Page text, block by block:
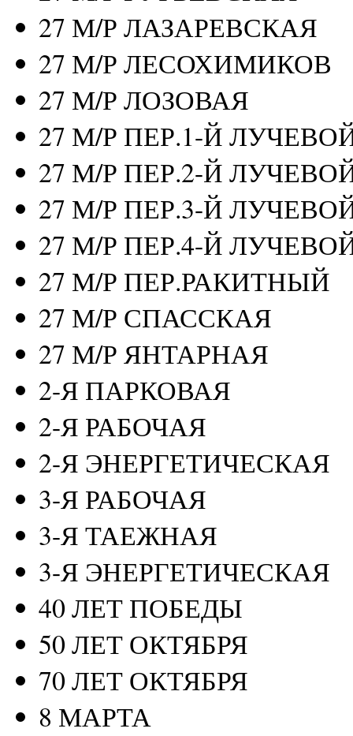
27 М/Р ЛАЗАРЕВСКАЯ
27 М/Р ЛЕСОХИМИКОВ
27 М/Р ЛОЗОВАЯ
27 М/Р ПЕР.1-Й
27 М/Р ПЕР.2-Й
27 М/Р ПЕР.3-Й
27 М/Р ПЕР.4-Й
27 М/Р ПЕР.РАКИТНЫЙ
27 М/Р СПАССКАЯ
27 М/Р ЯНТАРНАЯ
2-Я ПАРКОВАЯ
2-Я РАБОЧАЯ
2-Я ЭНЕРГЕТИЧЕСКАЯ
3-Я РАБОЧАЯ
3-Я ТАЕЖНАЯ
3-Я ЭНЕРГЕТИЧЕСКАЯ
40 ЛЕТ ПОБЕДЫ
50 ЛЕТ ОКТЯБРЯ
70 ЛЕТ ОКТЯБРЯ
8 МАРТА